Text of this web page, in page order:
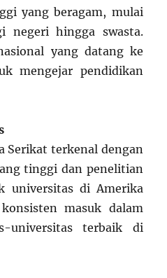
yang beragam, mulai
negeri hingga swasta.
yang datang ke
mengejar pendidikan
Serikat terkenal dengan
tinggi dan penelitian
universitas di Amerika
masuk dalam
universitas terbaik di